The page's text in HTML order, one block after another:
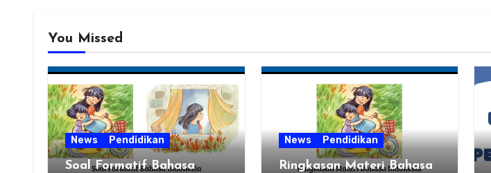
You Missed
News Pendidikan
Soal Formatif Bahasa
News Pendidikan
Ringkasan Materi Bahasa